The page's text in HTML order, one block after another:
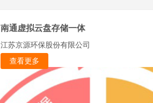
南通虚拟云盘存储一体
江苏京源环保股份有限公司
查看更多